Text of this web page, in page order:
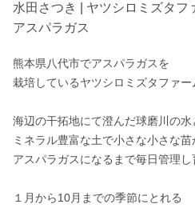
水田さつき | ヤツシロミズタフ
アスパラガス
熊本県八代市でアスパラガスを
栽培しているヤツシロミズタファー
海辺の干拓地にて澄んだ球磨川の水
ミネラル豊富な土で小さな小さな苗
アスパラガスになるまで毎日管理し
１月から10月までの季節にとれる